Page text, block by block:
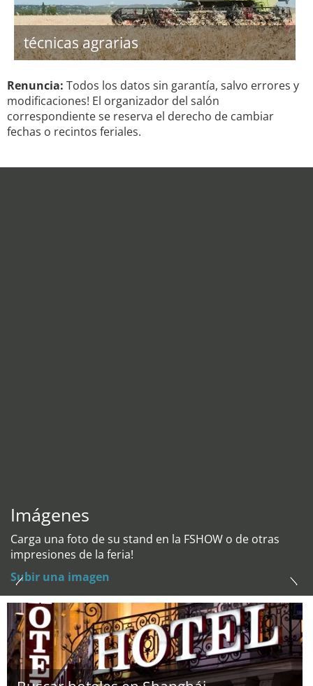
técnicas agrarias
Renuncia: Todos los datos sin garantía, salvo errores y
modificaciones! El organizador del salón
correspondiente se reserva el derecho de cambiar
fechas o recintos feriales.
Imágenes
Carga una foto de su stand en la FSHOW o de otras
impresiones de la feria!
Subir una imagen